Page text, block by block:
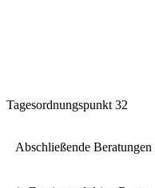
Tagesordnungspunkt 32
Abschließende Beratungen